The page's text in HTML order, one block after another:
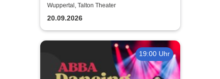
- Die neue Show: Glanzvolle
Augenblicke
Wuppertal, Talton Theater
20.09.2026
19:00 Uhr